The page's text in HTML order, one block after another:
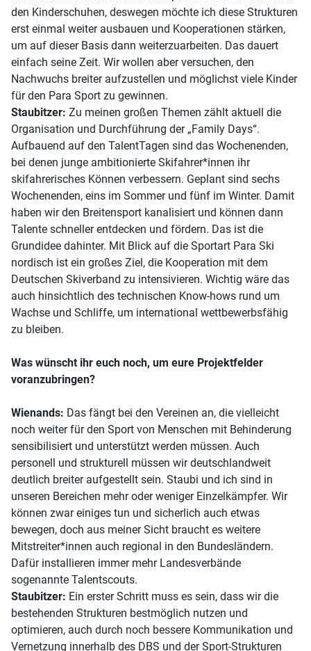
den Kinderschuhen, deswegen möchte ich diese Strukturen
erst einmal weiter ausbauen und Kooperationen stärken,
um auf dieser Basis dann weiterzuarbeiten. Das dauert
einfach seine Zeit. Wir wollen aber versuchen, den
Nachwuchs breiter aufzustellen und möglichst viele Kinder
für den Para Sport zu gewinnen.
Staubitzer: Zu meinen großen Themen zählt aktuell die
Organisation und Durchführung der „Family Days“.
Aufbauend auf den TalentTagen sind das Wochenenden,
bei denen junge ambitionierte Skifahrer*innen ihr
skifahrerisches Können verbessern. Geplant sind sechs
Wochenenden, eins im Sommer und fünf im Winter. Damit
haben wir den Breitensport kanalisiert und können dann
Talente schneller entdecken und fördern. Das ist die
Grundidee dahinter. Mit Blick auf die Sportart Para Ski
nordisch ist ein großes Ziel, die Kooperation mit dem
Deutschen Skiverband zu intensivieren. Wichtig wäre das
auch hinsichtlich des technischen Know-hows rund um
Wachse und Schliffe, um international wettbewerbsfähig
zu bleiben.
Was wünscht ihr euch noch, um eure Projektfelder
voranzubringen?
Wienands: Das fängt bei den Vereinen an, die vielleicht
noch weiter für den Sport von Menschen mit Behinderung
sensibilisiert und unterstützt werden müssen. Auch
personell und strukturell müssen wir deutschlandweit
deutlich breiter aufgestellt sein. Staubi und ich sind in
unseren Bereichen mehr oder weniger Einzelkämpfer. Wir
können zwar einiges tun und sicherlich auch etwas
bewegen, doch aus meiner Sicht braucht es weitere
Mitstreiter*innen auch regional in den Bundesländern.
Dafür installieren immer mehr Landesverbände
sogenannte Talentscouts.
Staubitzer: Ein erster Schritt muss es sein, dass wir die
bestehenden Strukturen bestmöglich nutzen und
optimieren, auch durch noch bessere Kommunikation und
Vernetzung innerhalb des DBS und der Sport-Strukturen